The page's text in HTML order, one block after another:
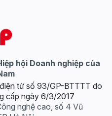
hội Doanh nghiệp của
tử số 93/GP-BTTTT do
cấp ngày 6/3/2017
nghệ cao, số 4 Vũ